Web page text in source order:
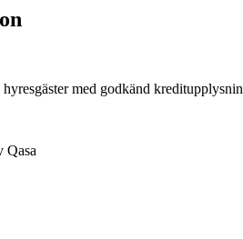
med godkänd
Qasa